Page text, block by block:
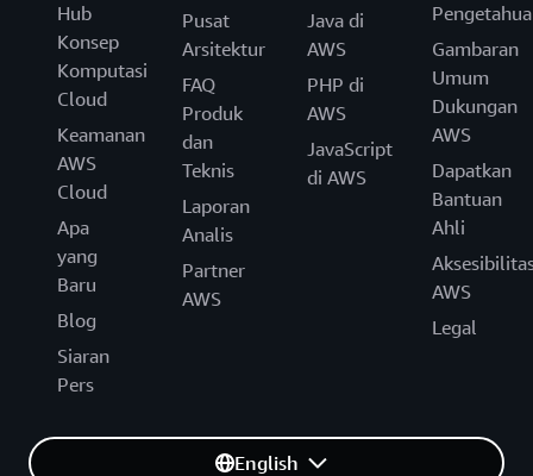
Hub
Konsep
Komputasi
Cloud
Keamanan
AWS
Cloud
Apa
yang
Baru
Blog
Siaran
Pers
Pusat
Arsitektur
FAQ
Produk
dan
Teknis
Laporan
Analis
Partner
AWS
Java di
AWS
PHP di
AWS
JavaScript
di AWS
Gambaran
Umum
Dukungan
AWS
Dapatkan
Bantuan
Ahli
AWS
Legal
English